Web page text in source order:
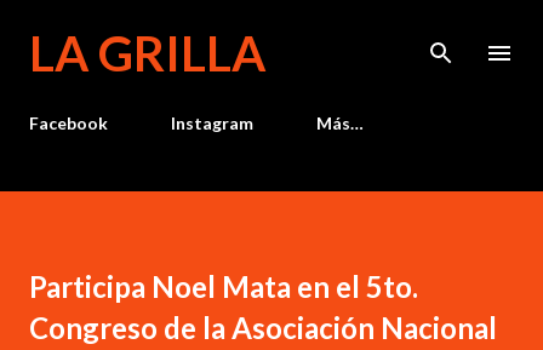
LA GRILLA
Facebook Instagram Más…
Participa Noel Mata en el 5to.
Congreso de la Asociación Nacional